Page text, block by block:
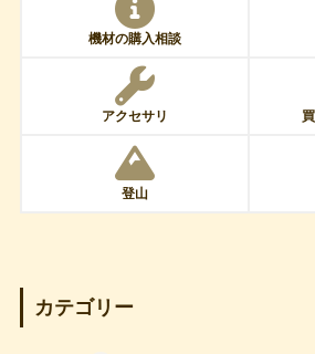
機材の購入相談
アクセサリ
登山
カテゴリー